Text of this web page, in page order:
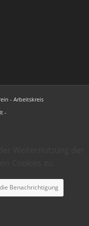
- Arbeitskreis
-
Benachrichtigung